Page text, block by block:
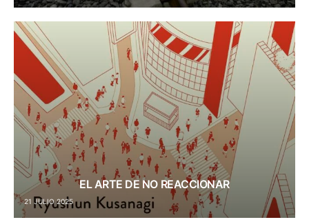
EL ARTE DE NO REACCIONAR
21 JULIO 2025